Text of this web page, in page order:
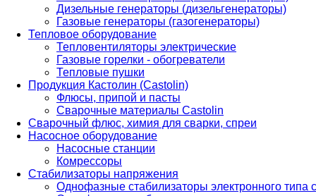
Дизельные генераторы (дизельгенераторы)
Газовые генераторы (газогенераторы)
Тепловое оборудование
Тепловентиляторы электрические
Газовые горелки - обогреватели
Тепловые пушки
Продукция Кастолин (Castolin)
Флюсы, припой и пасты
Сварочные материалы Castolin
Сварочный флюс, химия для сварки, спреи
Насосное оборудование
Насосные станции
Комрессоры
Стабилизаторы напряжения
Однофазные стабилизаторы электронного